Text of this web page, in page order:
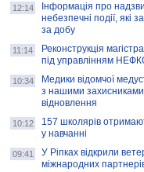
12:14
Інформація про
небезпечні події, які
за добу
11:14
Реконструкція
під управлінням
10:34
Медики відомчої
з нашими
відновлення
10:12
157 школярів
у навчанні
09:41
У Ріпках відкрили
міжнародних